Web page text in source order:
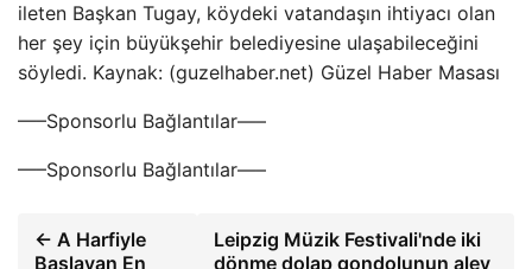
ileten Başkan Tugay, köydeki vatandaşın ihtiyacı olan
her şey için büyükşehir belediyesine ulaşabileceğini
söyledi. Kaynak: (guzelhaber.net) Güzel Haber Masası
—–Sponsorlu Bağlantılar—–
—–Sponsorlu Bağlantılar—–
← A Harfiyle
Başlayan En
Leipzig Müzik Festivali'nde iki
dönme dolap gondolunun alev